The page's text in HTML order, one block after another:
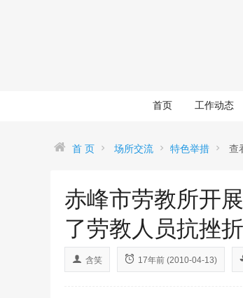
首页 工作动态
首 页 场所交流 特色举措 查
赤峰市劳教所开
了劳教人员抗挫
含笑 17年前 (2010-04-13)